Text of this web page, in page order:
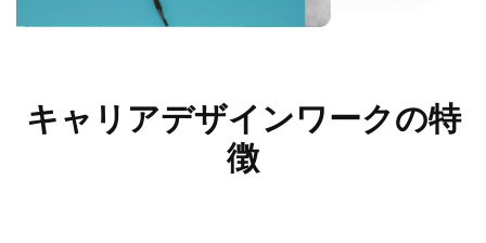
キャリアデザインワークの特
徴